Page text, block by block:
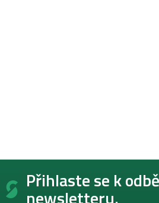
Z
Přihlaste se k
newsletteru.